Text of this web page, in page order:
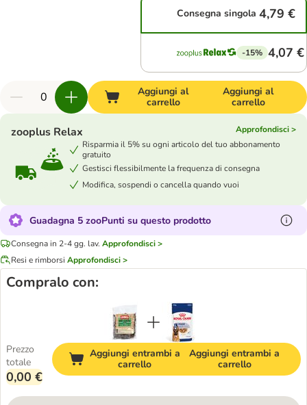
Consegna singola 4,79 €
-15% 4,07 €
Aggiungi al
carrello
Aggiungi al
carrello
zooplus Relax
Approfondisci >
Risparmia il 5% su ogni articolo del tuo abbonamento
gratuito
Gestisci flessibilmente la frequenza di consegna
Modifica, sospendi o cancella quando vuoi
Guadagna 5 zooPunti su questo prodotto
Consegna in 2-4 gg. lav. Approfondisci >
Resi e rimborsi Approfondisci >
Compralo con:
Prezzo
totale
0,00 €
Aggiungi entrambi a
carrello
Aggiungi entrambi a
carrello